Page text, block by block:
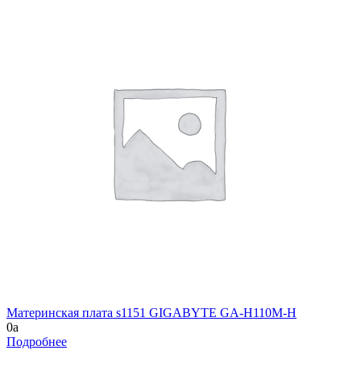
Материнская плата s1151 GIGABYTE GA-H110M-H
0a
Подробнее